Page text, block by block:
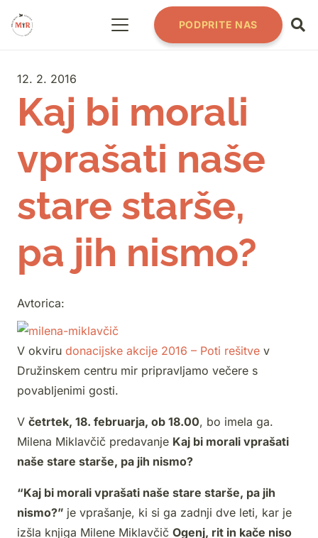
PODPRITE NAS
12. 2. 2016
Kaj bi morali
vprašati naše
stare starše,
pa jih nismo?
Avtorica:
V okviru donacijske akcije 2016 – Poti rešitve v
Družinskem centru mir pripravljamo večere s
povabljenimi gosti.
V četrtek, 18. februarja, ob 18.00, bo imela ga.
Milena Miklavčič predavanje Kaj bi morali vprašati
naše stare starše, pa jih nismo?
“Kaj bi morali vprašati naše stare starše, pa jih
nismo?” je vprašanje, ki si ga zadnji dve leti, kar je
izšla knjiga Milene Miklavčič Ogenj, rit in kače niso